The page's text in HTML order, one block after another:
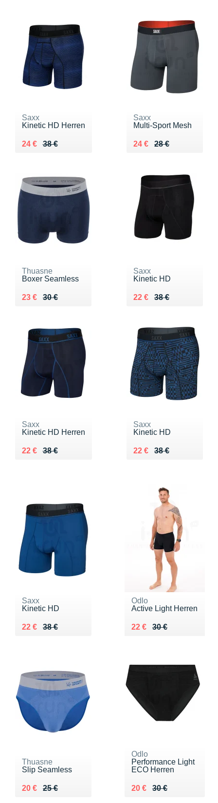
Saxx
Kinetic HD Herren
38 €
Au lieu de 38 €
24 €
Vendu 24 €
Saxx
Multi-Sport Mesh
28 €
Au lieu de 28 €
24 €
Vendu 24 €
Thuasne
Boxer Seamless
30 €
Au lieu de 30 €
23 €
Vendu 23 €
Saxx
Kinetic HD
38 €
Au lieu de 38 €
22 €
Vendu 22 €
Saxx
Kinetic HD Herren
38 €
Au lieu de 38 €
22 €
Vendu 22 €
Saxx
Kinetic HD
38 €
Au lieu de 38 €
22 €
Vendu 22 €
Saxx
Kinetic HD
38 €
Au lieu de 38 €
22 €
Vendu 22 €
Odlo
Active Light Herren
30 €
Au lieu de 30 €
22 €
Vendu 22 €
Thuasne
Slip Seamless
25 €
Au lieu de 25 €
20 €
Vendu 20 €
Odlo
Performance Light
ECO Herren
30 €
Au lieu de 30 €
20 €
Vendu 20 €